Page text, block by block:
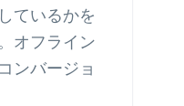
ているかを
オフライン
ンバージョ